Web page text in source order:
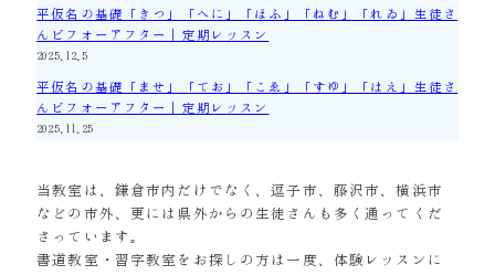
平仮名の基礎「きつ」「へに」「ほふ」「ねむ」「れゐ」生徒さ
んビフォーアフター｜定期レッスン
2025.12.5
平仮名の基礎「ませ」「てお」「こゑ」「すゆ」「はえ」生徒さ
んビフォーアフター｜定期レッスン
2025.11.25
当教室は、鎌倉市内だけでなく、逗子市、藤沢市、横浜市
などの市外、更には県外からの生徒さんも多く通ってくだ
さっています。
書道教室・習字教室をお探しの方は一度、体験レッスンに